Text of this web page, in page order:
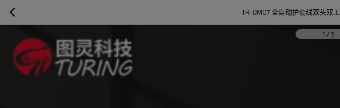
TR-DM07 全自动护套线双头双
1 / 5